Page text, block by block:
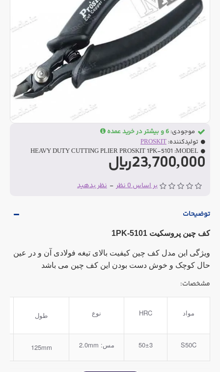
بر اساس 0 نظر - نظر بدهید
23,700,000ریال
موجودی: 6 و بیشتر در خرید عمده
تولیدکننده: PROSKIT
MODEL:
HEAVY DUTY CUTTING PLIER PROSKIT 1PK-5101
توضیحات
کف چین پروسکیت 1PK-5101
ویژگی این مدل کف چین کیفیت بالای تیغه فولادی آن و در عین
حال کوچک و خوش دست بودن این کف چین می باشد
مشخصات:
مواد HRC نوع طول
S50C
50±3 مس: 2.0mm 125mm